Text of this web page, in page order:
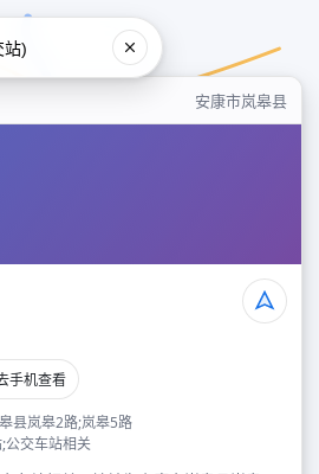
安康市岚皋县
手机查看
县岚皋2路;岚皋5路
公交车站相关